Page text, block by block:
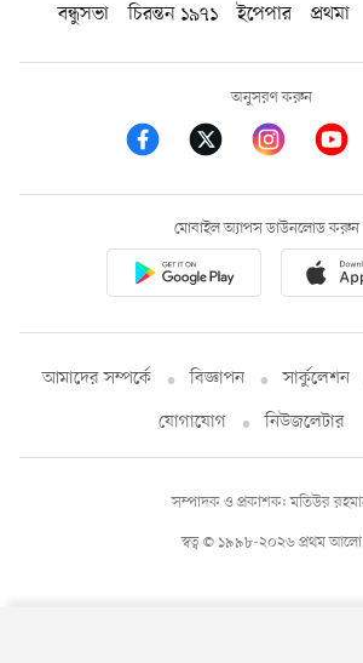
বন্ধুসভা
চিরন্তন ১৯৭১ ইপেপার প্রথমা
অনুসরণ করুন
মোবাইল অ্যাপস ডাউনলোড করুন
আমাদের সম্পর্কে বিজ্ঞাপন সার্কুলেশন
যোগাযোগ
নিউজলেটার
স্বত্ব © ১৯৯৮-২০২৬ প্রথম আলো
সম্পাদক ও প্রকাশক: মতিউর